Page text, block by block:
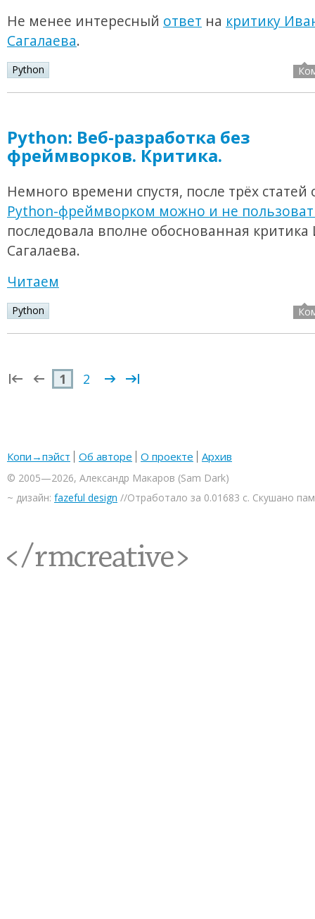
Не менее интересный ответ на критику
Сагалаева.
Python
Python: Веб-разработка без
фреймворков. Критика.
Немного времени спустя, после трёх статей
Python-фреймворком можно и не
последовала вполне обоснованная
Сагалаева.
Читаем
Python
1 2
Копи→пэйст Об авторе О проекте Архив
© 2005—2026, Александр Макаров (Sam Dark)
~ дизайн: fazeful design //Отработало за 0.01683 с. Скушано
<rmcreative/>